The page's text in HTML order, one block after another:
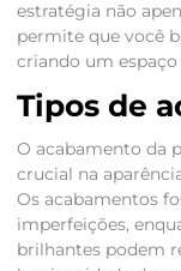
estratégia não
permite que você
criando um
Tipos de
O acabamento da
crucial na
Os acabamentos
imperfeições,
brilhantes podem